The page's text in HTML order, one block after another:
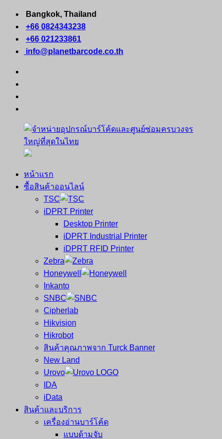
Skip
content
Bangkok, Thailand
+66 0824343238
+66 021233861
info@planetbarcode.co.th
จำหน่าย
คอมพิวเตอร์
หน้าแรก
ซื้อสินค้าออนไลน์
TSC
iDPRT Printer
Desktop Printer
iDPRT Industrial Printer
iDPRT RFID Printer
Zebra
Honeywell
Inkanto
SNBC
Cipherlab
Hikvision
Hikrobot
สินค้าคุณภาพจาก Turck Banner
New Land
Urovo
IDA
iData
สินค้าและบริการ
เครื่องอ่านบาร์โค้ด
แบบด้ามจับ